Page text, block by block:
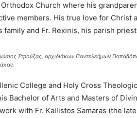
Church where his
members. His true love for Christ
and Fr. Rexinis, his parish
Στρούζας, αρχιδιάκων Παντελεήμων
College and Holy Cross
Bachelor of Arts and Masters of
with Fr. Kallistos Samaras (the